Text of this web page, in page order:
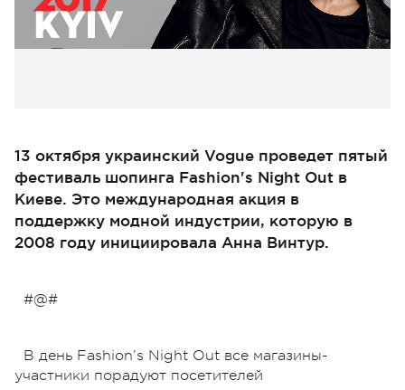
13 октября украинский Vogue проведет пятый
фестиваль шопинга Fashion's Night Out в
Киеве. Это международная акция в
поддержку модной индустрии, которую в
2008 году инициировала Анна Винтур.
#@#
В день Fashion’s Night Out все магазины-
участники порадуют посетителей